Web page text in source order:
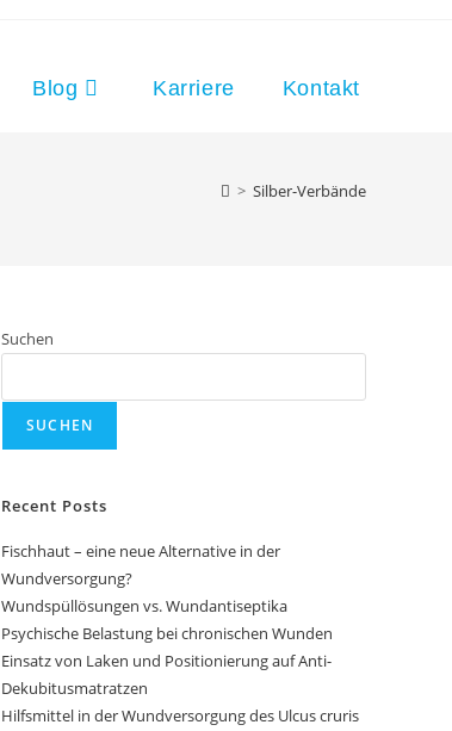
Blog Karriere Kontakt
> Silber-Verbände
Suchen
SUCHEN
Recent Posts
Fischhaut – eine neue Alternative in der
Wundversorgung?
Wundspüllösungen vs. Wundantiseptika
Psychische Belastung bei chronischen Wunden
Einsatz von Laken und Positionierung auf Anti-
Dekubitusmatratzen
Hilfsmittel in der Wundversorgung des Ulcus cruris